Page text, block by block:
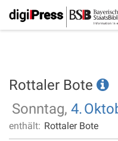
Rottaler Bote
Sonntag, 4.
enthält: Rottaler Bote